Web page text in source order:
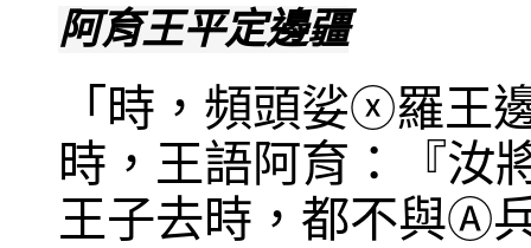
阿育王平定邊疆
「時，頻頭娑ⓧ羅王
時，王語阿育：『汝
王子去時，都不與Ⓐ